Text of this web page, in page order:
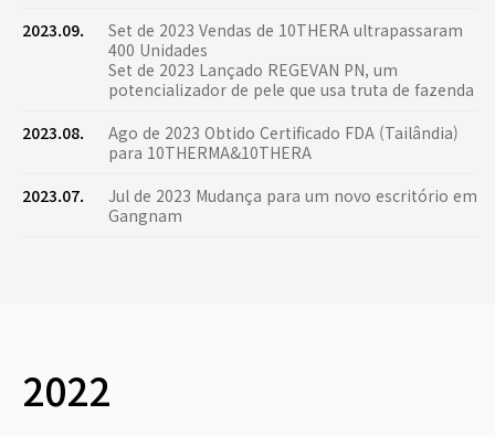
2023.09.
Set de 2023 Vendas de 10THERA ultrapassaram
400 Unidades
Set de 2023 Lançado REGEVAN PN, um
potencializador de pele que usa truta de fazenda
2023.08.
Ago de 2023 Obtido Certificado FDA (Tailândia)
para 10THERMA&10THERA
2023.07.
Jul de 2023 Mudança para um novo escritório em
Gangnam
2022